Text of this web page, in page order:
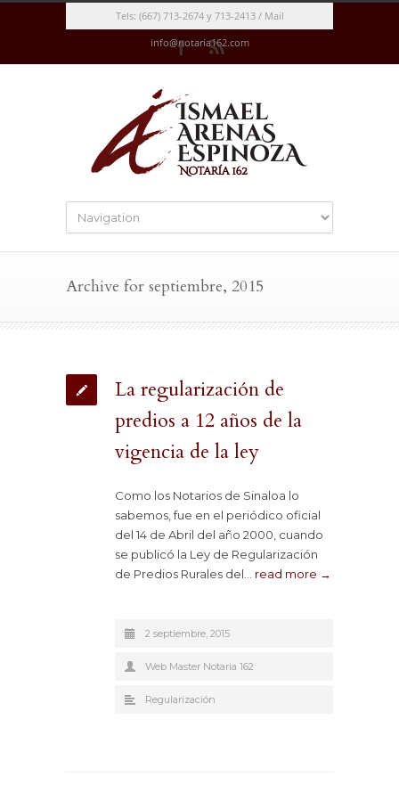
Tels: (667) 713-2674 y 713-2413 / Mail
info@notaria162.com
Archive for septiembre, 2015
La regularización de
predios a 12 años de la
vigencia de la ley
Como los Notarios de Sinaloa lo
sabemos, fue en el periódico oficial
del 14 de Abril del año 2000, cuando
se publicó la Ley de Regularización
de Predios Rurales del… read more →
2 septiembre, 2015
Web Master Notaria 162
Regularización